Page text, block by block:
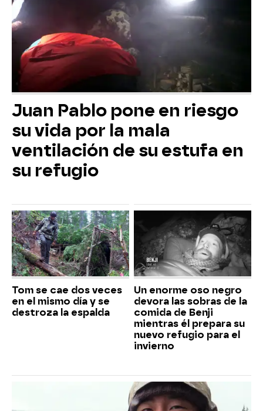
Juan Pablo pone en riesgo
su vida por la mala
ventilación de su estufa en
su refugio
Tom se cae dos veces
en el mismo día y se
destroza la espalda
Un enorme oso negro
devora las sobras de la
comida de Benji
mientras él prepara su
nuevo refugio para el
invierno